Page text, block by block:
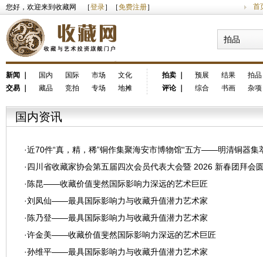
您好，欢迎来到收藏网 ［登录］［免费注册］ 首
拍品
新闻 国内 国际 市场
文化
交易
藏品 竞拍 专场 地摊
拍卖 预展 结果
拍品
评论｜ 综合 书画 杂项
国内资讯
·近70件“真，精，稀”铜作集聚海安市博物馆“五方——明清铜器集
·四川省收藏家协会第五届四次会员代表大会暨 2026 新春团拜会
举
· 陈昆——收藏价值斐然国际影响力深远的艺术巨匠
·刘凤仙——最具国际影响力与收藏升值潜力艺术家
· 陈乃登——最具国际影响力与收藏升值潜力艺术家
·许金美——收藏价值斐然国际影响力深远的艺术巨匠
·孙维平——最具国际影响力与收藏升值潜力艺术家